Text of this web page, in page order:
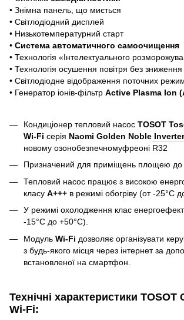
• Знімна панель, що миється
• Світлодіодний дисплей
• Низькотемпературний старт
• Система автоматичного самоочищення
• Технологія «Інтелектуального
• Технологія осушення повітря без
• Світлодіодне відображення поточних
• Генератор іонів-фільтр Active Plasma Ion
Кондиціонер тепловий насос TOSOT
Wi-Fi серія Naomi Golden Noble Inverter
новому озонобезпечномуфреоні R32
Призначений для приміщень площею до
Тепловий насос працює з високою
класу A+++ в режимі обогріву (от -25°C
У режимі охолодження клас
-15°C до +50°C).
Модуль Wi-Fi дозволяє організувати
з будь-якого місця через інтернет за
встановленої на смартфон.
Технічні характеристики TOSOT
Wi-Fi: